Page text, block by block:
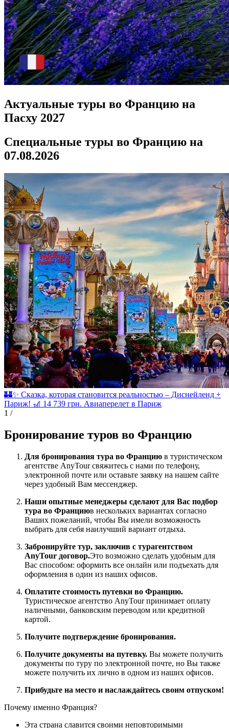
Актуальные туры во Францию на
Пасху 2027
Специальные туры во Францию на
07.08.2026
🏰✨ Сказка, которая становится реальностью – Диснейленд +
Париж! 🎢 14 739 грн. Авиаперелет в Париж
1 /
Бронирование туров во Францию
Для бронирования тура во Францию в туристическом
агентстве AnyTour свяжитесь с нами по телефону,
электронной почте или оставьте заявку на нашем сайте
через удобный Вам мессенджер.
Наши опытные менеджеры сделают для Вас подбор
тура во Франциюв нескольких вариантах согласно
Ваших пожеланий, чтобы Вы имели возможность
выбрать для себя наилучший вариант отдыха.
Забронируйте тур, заключив с турагентством
AnyTour договор.Это возможно сделать удобным для
Вас способом: оформить все онлайн или подъехать для
оформления в один из наших офисов.
Оплатите стоимость путевки во Францию.
Туристическое агентство AnyTour принимает оплату
наличными, банковским переводом или кредитной
картой.
Получите подтверждение бронирования.
Получите документы на путевку. Вы можете получить
документы по туру по электронной почте, но Вы также
можете получить их лично в одном из наших офисов.
Прибудьте на место и наслаждайтесь своим отпуском!
Почему именно Франция?
Эта страна славится своими неповторимыми